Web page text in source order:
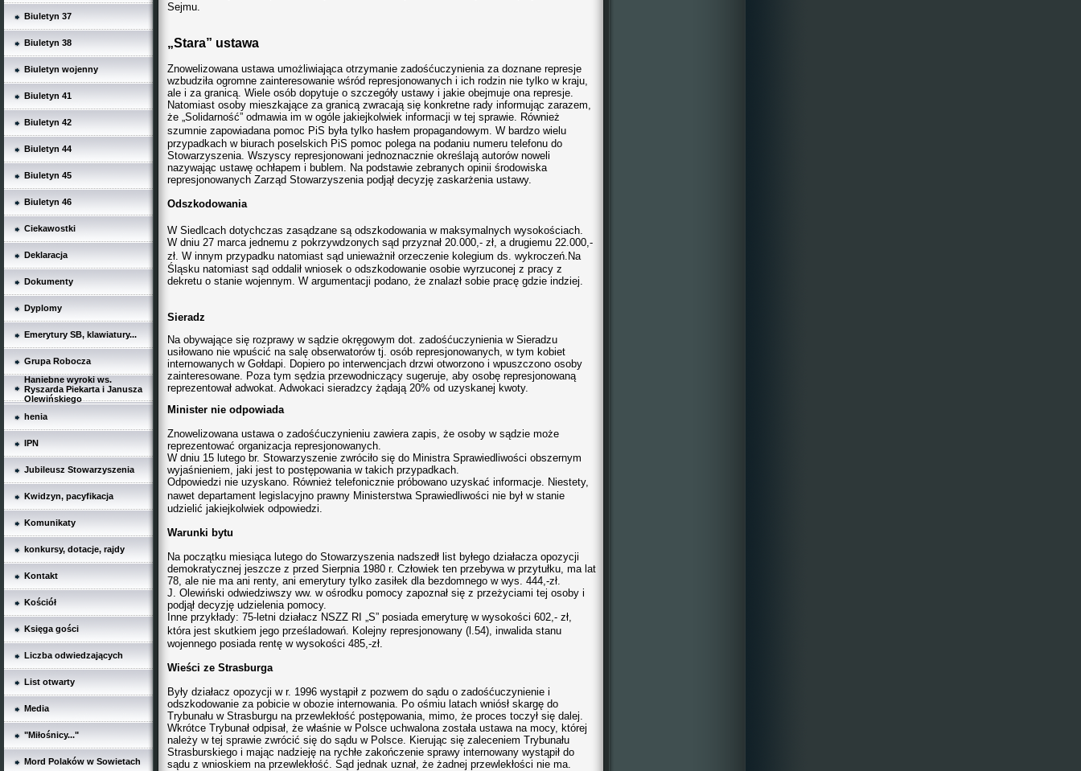
Biuletyn 37
Biuletyn 38
Biuletyn wojenny
Biuletyn 41
Biuletyn 42
Biuletyn 44
Biuletyn 45
Biuletyn 46
Ciekawostki
Deklaracja
Dokumenty
Dyplomy
Emerytury SB, klawiatury...
Grupa Robocza
Haniebne wyroki ws.
Ryszarda Piekarta i Janusza
Olewińskiego
henia
IPN
Jubileusz Stowarzyszenia
Kwidzyn, pacyfikacja
Komunikaty
konkursy, dotacje, rajdy
Kontakt
Kościół
Księga gości
Liczba odwiedzających
List otwarty
Media
"Miłośnicy..."
Mord Polaków w Sowietach
Sejmu.
„Stara” ustawa
Znowelizowana ustawa umożliwiająca otrzymanie zadośćuczynienia za doznane represje
wzbudziła ogromne zainteresowanie wśród represjonowanych i ich rodzin nie tylko w kraju,
ale i za granicą. Wiele osób dopytuje o szczegóły ustawy i jakie obejmuje ona represje.
Natomiast osoby mieszkające za granicą zwracają się konkretne rady informując zarazem,
że „Solidarność” odmawia im w ogóle jakiejkolwiek informacji w tej sprawie. Również
szumnie zapowiadana pomoc PiS była tylko hasłem propagandowym. W bardzo wielu
przypadkach w biurach poselskich PiS pomoc polega na podaniu numeru telefonu do
Stowarzyszenia. Wszyscy represjonowani jednoznacznie określają autorów noweli
nazywając ustawę ochłapem i bublem. Na podstawie zebranych opinii środowiska
represjonowanych Zarząd Stowarzyszenia podjął decyzję zaskarżenia ustawy.
Odszkodowania
W Siedlcach dotychczas zasądzane są odszkodowania w maksymalnych wysokościach.
W dniu 27 marca jednemu z pokrzywdzonych sąd przyznał 20.000,- zł, a drugiemu 22.000,-
zł. W innym przypadku natomiast sąd unieważnił orzeczenie kolegium ds. wykroczeń. Na
Śląsku natomiast sąd oddalił wniosek o odszkodowanie osobie wyrzuconej z pracy z
dekretu o stanie wojennym. W argumentacji podano, że znalazł sobie pracę gdzie indziej.
Sieradz
Na obywające się rozprawy w sądzie okręgowym dot. zadośćuczynienia w Sieradzu
usiłowano nie wpuścić na salę obserwatorów tj. osób represjonowanych, w tym kobiet
internowanych w Gołdapi. Dopiero po interwencjach drzwi otworzono i wpuszczono osoby
zainteresowane. Poza tym sędzia przewodniczący sugeruje, aby osobę represjonowaną
reprezentował adwokat. Adwokaci sieradzcy żądają 20% od uzyskanej kwoty.
Minister nie odpowiada
Znowelizowana ustawa o zadośćuczynieniu zawiera zapis, że osoby w sądzie może
reprezentować organizacja represjonowanych.
W dniu 15 lutego br. Stowarzyszenie zwróciło się do Ministra Sprawiedliwości obszernym
wyjaśnieniem, jaki jest to postępowania w takich przypadkach.
Odpowiedzi nie uzyskano. Również telefonicznie próbowano uzyskać informacje. Niestety,
nawet departament legislacyjno prawny Ministerstwa Sprawiedliwości nie był w stanie
udzielić jakiejkolwiek odpowiedzi.
Warunki bytu
Na początku miesiąca lutego do Stowarzyszenia nadszedł list byłego działacza opozycji
demokratycznej jeszcze z przed Sierpnia 1980 r. Człowiek ten przebywa w przytułku, ma lat
78, ale nie ma ani renty, ani emerytury tylko zasiłek dla bezdomnego w wys. 444,-zł.
J. Olewiński odwiedziwszy ww. w ośrodku pomocy zapoznał się z przeżyciami tej osoby i
podjął decyzję udzielenia pomocy.
Inne przykłady: 75-letni działacz NSZZ RI „S” posiada emeryturę w wysokości 602,- zł,
która jest skutkiem jego prześladowań. Kolejny represjonowany (l.54), inwalida stanu
wojennego posiada rentę w wysokości 485,-zł.
Wieści ze Strasburga
Były działacz opozycji w r. 1996 wystąpił z pozwem do sądu o zadośćuczynienie i
odszkodowanie za pobicie w obozie internowania. Po ośmiu latach wniósł skargę do
Trybunału w Strasburgu na przewlekłość postępowania, mimo, że proces toczył się dalej.
Wkrótce Trybunał odpisał, że właśnie w Polsce uchwalona została ustawa na mocy, której
należy w tej sprawie zwrócić się do sądu w Polsce. Kierując się zaleceniem Trybunału
Strasburskiego i mając nadzieję na rychłe zakończenie sprawy internowany wystąpił do
sądu z wnioskiem na przewlekłość. Sąd jednak uznał, że żadnej przewlekłości nie ma.